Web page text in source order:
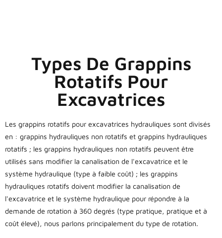
Types De Grappins
Rotatifs Pour
Excavatrices
Les grappins rotatifs pour excavatrices hydrauliques sont divisés
en : grappins hydrauliques non rotatifs et grappins hydrauliques
rotatifs ; les grappins hydrauliques non rotatifs peuvent être
utilisés sans modifier la canalisation de l'excavatrice et le
système hydraulique (type à faible coût) ; les grappins
hydrauliques rotatifs doivent modifier la canalisation de
l'excavatrice et le système hydraulique pour répondre à la
demande de rotation à 360 degrés (type pratique, pratique et à
coût élevé), nous parlons principalement du type de rotation.